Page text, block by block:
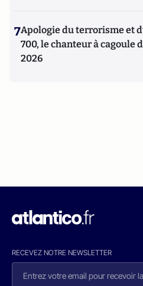
7Apologie du terrorisme et
700, le chanteur à cagoule
2026
RECEVEZ NOTRE NEWSLETTER